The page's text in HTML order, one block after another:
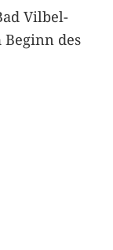
Vilbel-
des